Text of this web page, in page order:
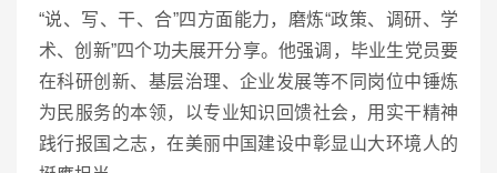
“说、写、干、合”四方面能力，磨炼“政策、调研、学
术、创新”四个功夫展开分享。他强调，毕业生党员要
在科研创新、基层治理、企业发展等不同岗位中锤炼
为民服务的本领，以专业知识回馈社会，用实干精神
践行报国之志，在美丽中国建设中彰显山大环境人的